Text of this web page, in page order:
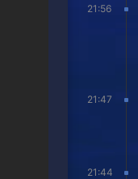
21:56
21:47
21:44